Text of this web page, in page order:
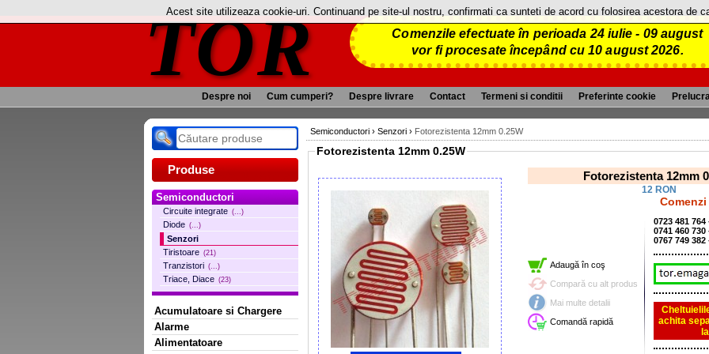
TOR
Comenzile efectuate în perioada 24 iulie - 09 august
vor fi procesate începând cu 10 august 2026.
Despre noi Cum cumperi? Despre livrare Contact Termeni si conditii Preferinte cookie
Produse
Semiconductori
Circuite integrate (...)
Diode (...)
Senzori
Tiristoare (21)
Tranzistori (...)
Triace, Diace (23)
Acumulatoare si Chargere
Alarme
Alimentatoare
Semiconductori › Senzori › Fotorezistenta 12mm 0.25W
Fotorezistenta 12mm 0.25W
Fotorezistenta 12mm
12 RON
Adaugă în coş
Compară cu alt produs
Mai multe detalii
Comandă rapidă
0723 481
0741 460
0767 749
achita
Acest site utilizeaza cookie-uri. Continuand pe site-ul nostru, confirmati ca sunteti de acord cu folosirea acestora de